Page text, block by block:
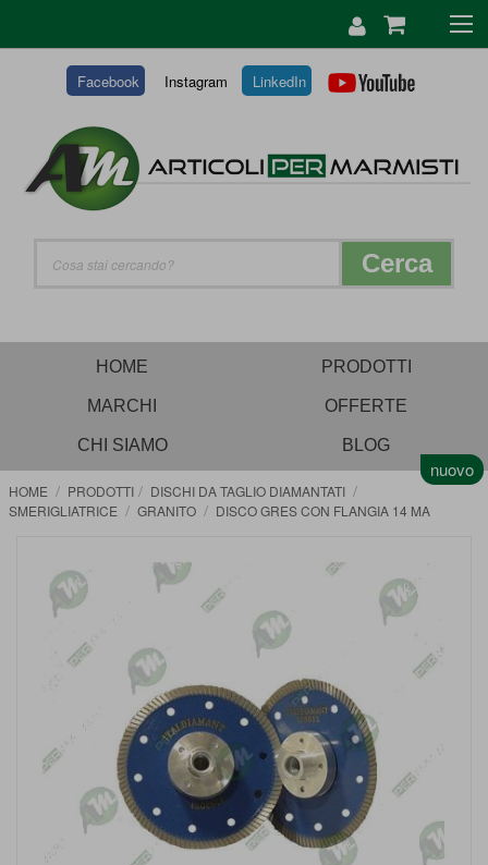
Facebook Instagram LinkedIn
CONTENUTO
Cerca
HOME PRODOTTI
MARCHI OFFERTE
CHI SIAMO BLOG
HOME PRODOTTI
DISCHI DA TAGLIO DIAMANTATI
SMERIGLIATRICE
GRANITO DISCO GRES CON FLANGIA 14 MA
immagini